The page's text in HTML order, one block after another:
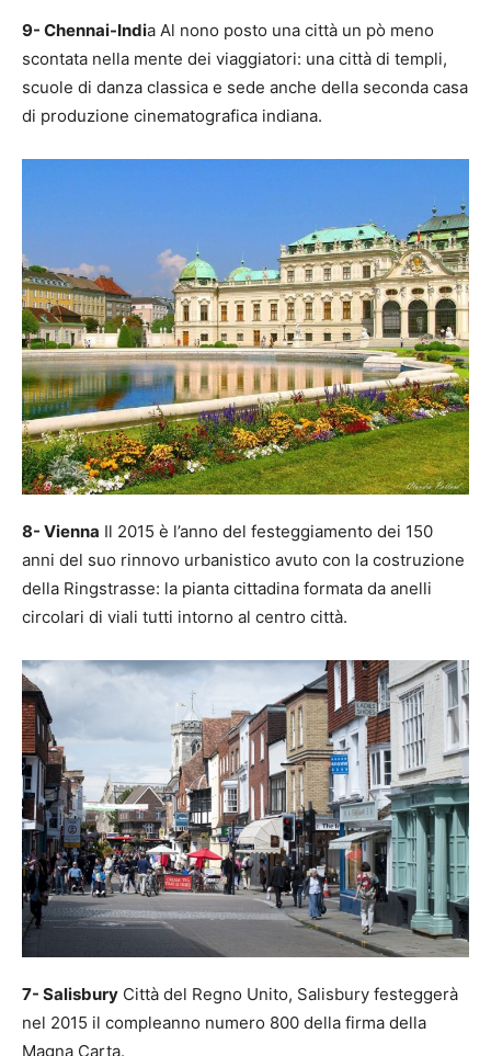
9- Chennai-India Al nono posto una città un pò meno
scontata nella mente dei viaggiatori: una città di templi,
scuole di danza classica e sede anche della seconda casa
di produzione cinematografica indiana.
8- Vienna Il 2015 è l’anno del festeggiamento dei 150
anni del suo rinnovo urbanistico avuto con la costruzione
della Ringstrasse: la pianta cittadina formata da anelli
circolari di viali tutti intorno al centro città.
7- Salisbury Città del Regno Unito, Salisbury festeggerà
nel 2015 il compleanno numero 800 della firma della
Magna Carta.